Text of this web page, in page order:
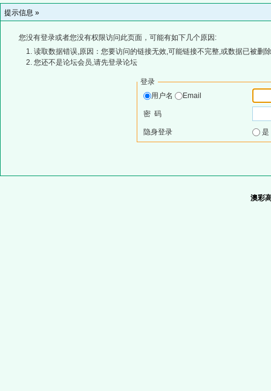
提示信息 »
您没有登录或者您没有权限访问此页面，可能有如下几个原因:
读取数据错误,原因：您要访问的链接无效,可能链接不完整,或数据已被删
您还不是论坛会员,请先登录论坛
登录
用户名
Email
密 码
隐身登录
澳彩